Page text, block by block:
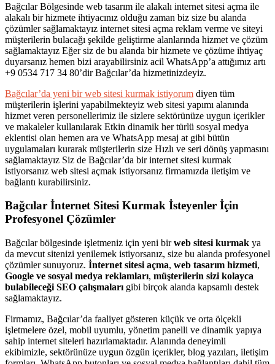
Bağcılar Bölgesinde web tasarım ile alakalı internet sitesi açma ile
alakalı bir hizmete ihtiyacınız olduğu zaman biz size bu alanda
çözümler sağlamaktayız internet sitesi açma reklam verme ve siteyi
müşterilerin bulacağı şekilde geliştirme alanlarında hizmet ve çözüm
sağlamaktayız Eğer siz de bu alanda bir hizmete ve çözüme ihtiyaç
duyarsanız hemen bizi arayabilirsiniz acil WhatsApp’a attığımız artı
+9 0534 717 34 80’dir Bağcılar’da hizmetinizdeyiz.
Bağcılar’da yeni bir web sitesi kurmak istiyorum diyen tüm
müşterilerin işlerini yapabilmekteyiz web sitesi yapımı alanında
hizmet veren personellerimiz ile sizlere sektörünüze uygun içerikler
ve makaleler kullanılarak Etkin dinamik her türlü sosyal medya
eklentisi olan hemen ara ve WhatsApp mesaj at gibi bütün
uygulamaları kurarak müşterilerin size Hızlı ve seri dönüş yapmasını
sağlamaktayız Siz de Bağcılar’da bir internet sitesi kurmak
istiyorsanız web sitesi açmak istiyorsanız firmamızda iletişim ve
bağlantı kurabilirsiniz.
Bağcılar İnternet Sitesi Kurmak İsteyenler İçin
Profesyonel Çözümler
Bağcılar bölgesinde işletmeniz için yeni birweb sitesi kurmak ya
da mevcut sitenizi yenilemek istiyorsanız, size bu alanda profesyonel
çözümler sunuyoruz. İnternet sitesi açma, web tasarım hizmeti,
Google ve sosyal medya reklamları, müşterilerin sizi kolayca
bulabileceği SEO çalışmaları gibi birçok alanda kapsamlı destek
sağlamaktayız.
Firmamız, Bağcılar’da faaliyet gösteren küçük ve orta ölçekli
işletmelere özel, mobil uyumlu, yönetim panelli ve dinamik yapıya
sahip internet siteleri hazırlamaktadır. Alanında deneyimli
ekibimizle, sektörünüze uygun özgün içerikler, blog yazıları, iletişim